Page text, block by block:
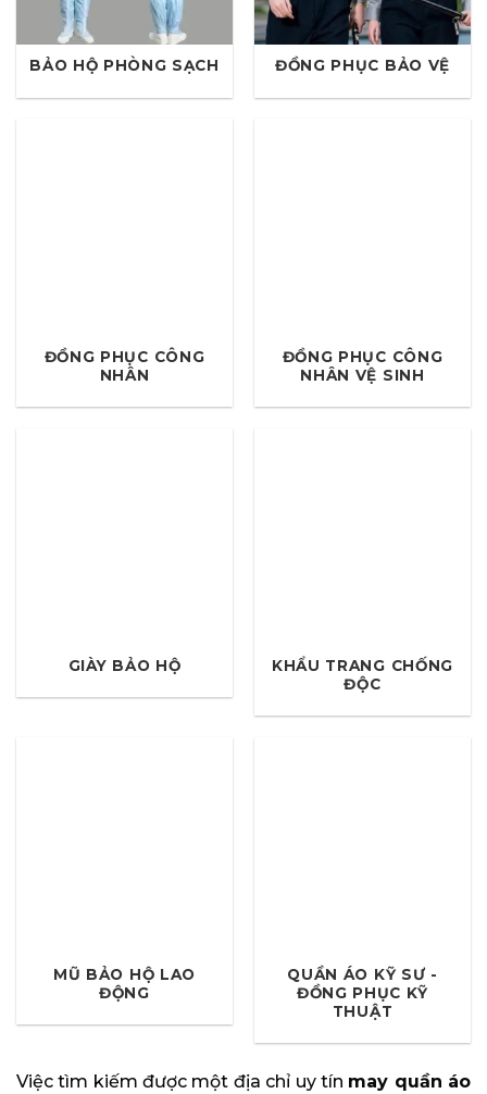
BẢO HỘ PHÒNG SẠCH ĐỒNG PHỤC BẢO VỆ
ĐỒNG PHỤC CÔNG
NHÂN
ĐỒNG PHỤC CÔNG
NHÂN VỆ SINH
GIÀY BẢO HỘ
KHẨU TRANG CHỐNG
ĐỘC
MŨ BẢO HỘ LAO
ĐỘNG
QUẦN ÁO KỸ SƯ -
ĐỒNG PHỤC KỸ
THUẬT
Việc tìm kiếm được một địa chỉ uy tín may quần áo